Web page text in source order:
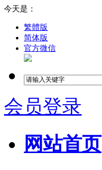
今天是：
繁體版
简体版
官方微信
会员登录
网站首页